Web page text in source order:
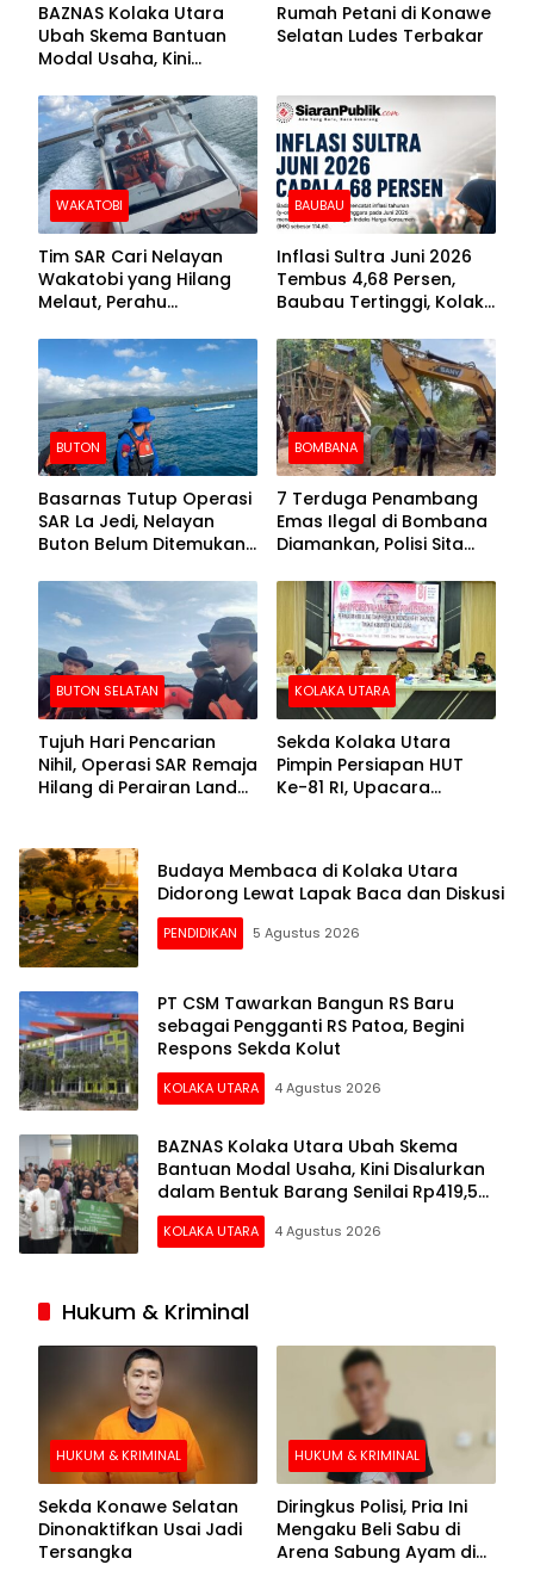
BAZNAS Kolaka Utara
Ubah Skema Bantuan
Modal Usaha, Kini
Barang Senilai Rp419,5
Juta
Rumah Petani di Konawe
Selatan Ludes Terbakar
WAKATOBI
Tim SAR Cari Nelayan
Wakatobi yang Hilang
Melaut, Perahu
Kemasukan Air
BAUBAU
Inflasi Sultra Juni 2026
Tembus 4,68 Persen,
Baubau Tertinggi, Kolaka
BUTON
Basarnas Tutup Operasi
SAR La Jedi, Nelayan
Buton Belum Ditemukan
BOMBANA
7 Terduga Penambang
Emas Ilegal di Bombana
Diamankan, Polisi Sita
Crusher
BUTON SELATAN
Tujuh Hari Pencarian
Nihil, Operasi SAR Remaja
Hilang di Perairan Lande
KOLAKA UTARA
Sekda Kolaka Utara
Pimpin Persiapan HUT
Ke-81 RI, Upacara
Budaya Membaca di Kolaka Utara
Didorong Lewat Lapak Baca dan Diskusi
PENDIDIKAN 5 Agustus 2026
PT CSM Tawarkan Bangun RS Baru
sebagai Pengganti RS Patoa, Begini
Respons Sekda Kolut
KOLAKA UTARA 4 Agustus 2026
BAZNAS Kolaka Utara Ubah Skema
Bantuan Modal Usaha, Kini Disalurkan
dalam Bentuk Barang Senilai Rp419,5
Juta
KOLAKA UTARA 4 Agustus 2026
Hukum & Kriminal
HUKUM & KRIMINAL
Sekda Konawe Selatan
Dinonaktifkan Usai Jadi
Tersangka
HUKUM & KRIMINAL
Diringkus Polisi, Pria Ini
Mengaku Beli Sabu di
Arena Sabung Ayam di